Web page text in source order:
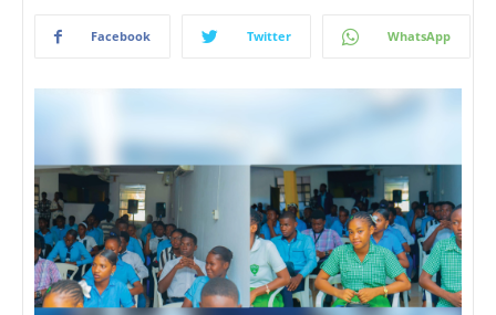
Facebook Twitter WhatsApp